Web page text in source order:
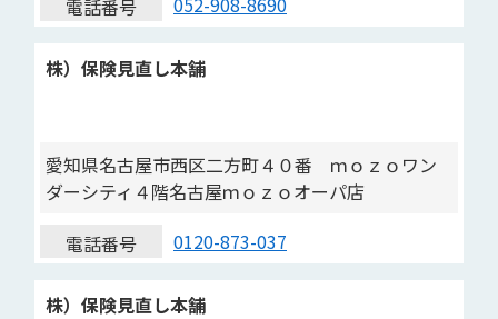
電話番号
株）保険見直し本舗
愛知県名古屋市西区二方町４０番 ｍｏｚｏワン
ダーシティ４階名古屋ｍｏｚｏオーパ店
電話番号
0120-873-037
株）保険見直し本舗